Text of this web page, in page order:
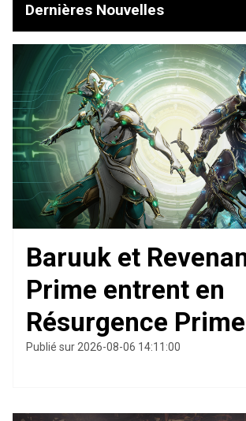
Dernières Nouvelles
Baruuk et
Prime entrent en
Résurgence Prime
Publié sur 2026-08-06 14:11:00